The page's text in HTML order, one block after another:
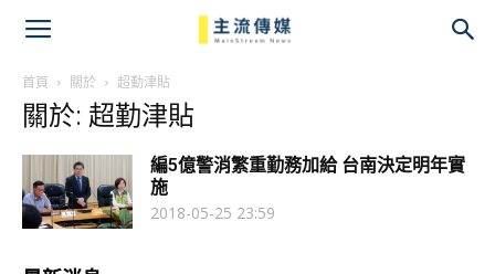
首頁 關於 超勤津貼
關於: 超勤津貼
編5億警消繁重勤務加給 台南決定明年實
施
2018-05-25 23:59